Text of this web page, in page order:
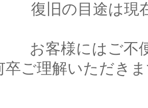
復旧の目途は現
お客様にはご不
卒ご理解いただき